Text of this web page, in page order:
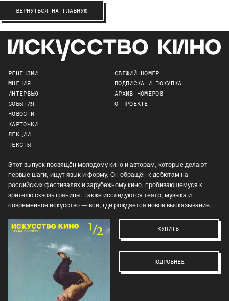
ВЕРНУТЬСЯ НА ГЛАВНУЮ
РЕЦЕНЗИИ
МНЕНИЯ
ИНТЕРВЬЮ
СОБЫТИЯ
НОВОСТИ
КАРТОЧКИ
ЛЕКЦИИ
ТЕКСТЫ
СВЕЖИЙ НОМЕР
ПОДПИСКА И ПОКУПКА
АРХИВ НОМЕРОВ
О ПРОЕКТЕ
Этот выпуск посвящён молодому кино и авторам, которые делают
первые шаги, ищут язык и форму. Он обращён к дебютам на
российских фестивалях и зарубежному кино, пробивающемуся к
зрителю сквозь границы. Также исследуются театр, музыка и
современное искусство — всё, где рождается новое высказывание.
КУПИТЬ
ПОДРОБНЕЕ